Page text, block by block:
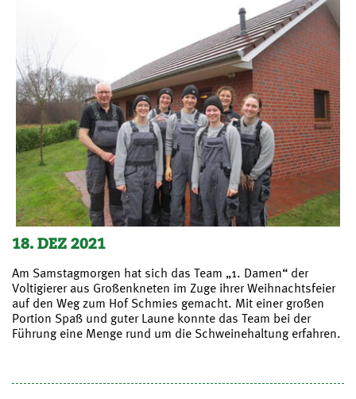
18. DEZ 2021
Am Samstagmorgen hat sich das Team „1. Damen“ der
Voltigierer aus Großenkneten im Zuge ihrer Weihnachtsfeier
auf den Weg zum Hof Schmies gemacht. Mit einer großen
Portion Spaß und guter Laune konnte das Team bei der
Führung eine Menge rund um die Schweinehaltung erfahren.